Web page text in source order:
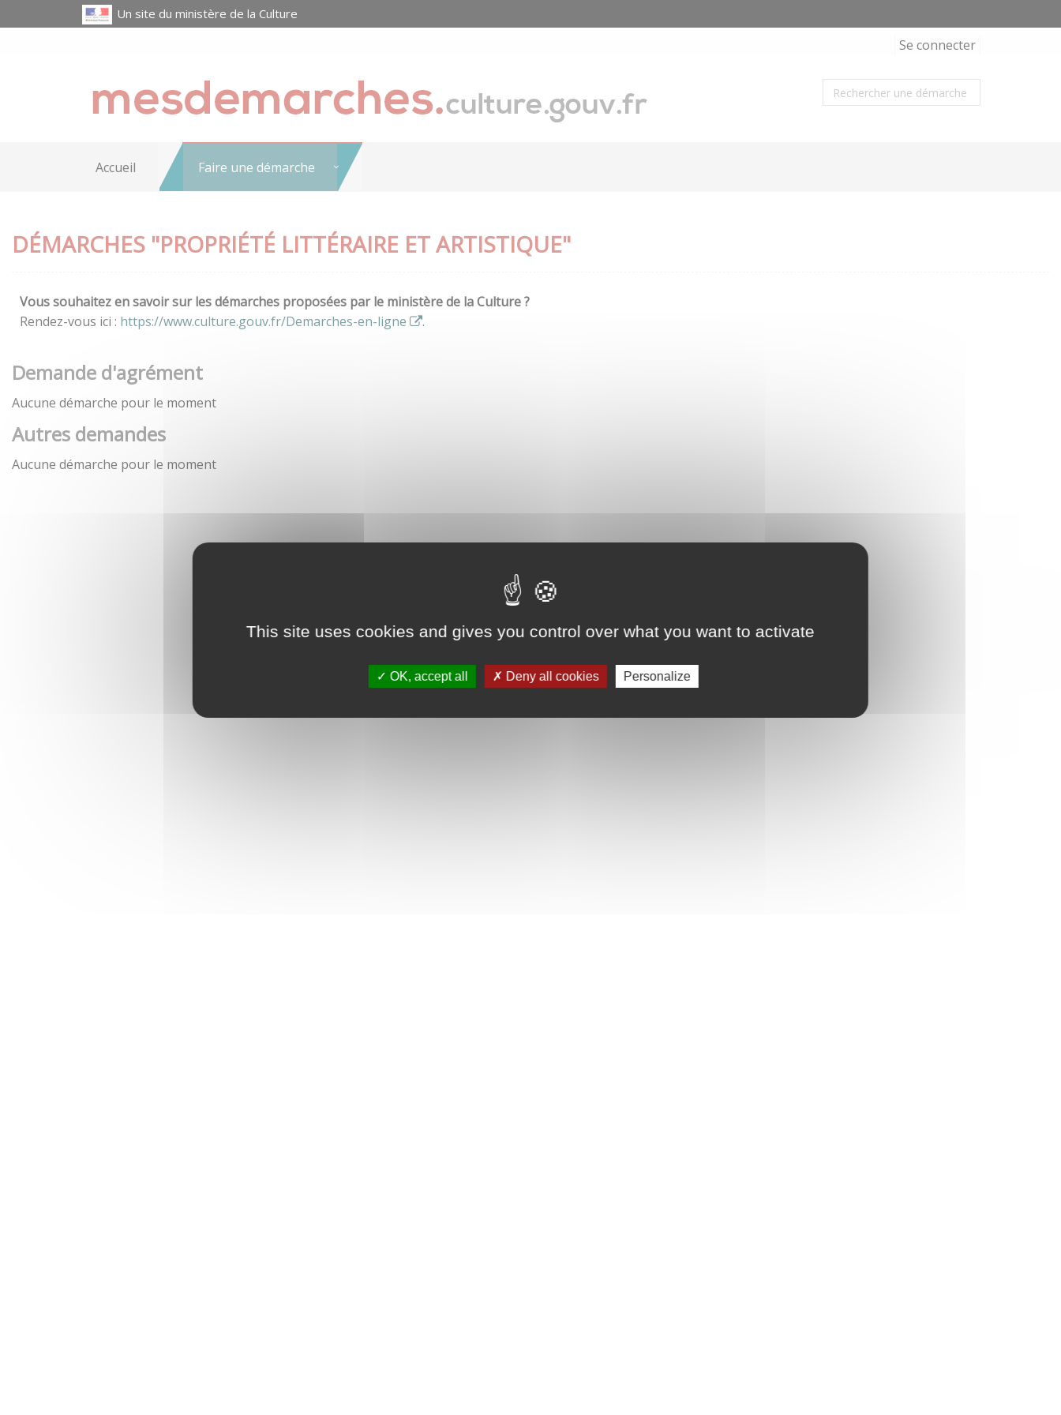
This site uses cookies and gives you control over what you want to activate
OK, accept all Deny all cookies Personalize
Un site du ministère de la Culture
Se connecter
Accueil Faire une démarche
DÉMARCHES "PROPRIÉTÉ LITTÉRAIRE ET ARTISTIQUE"
Vous souhaitez en savoir sur les démarches proposées par le ministère de la Culture ?
Rendez-vous ici : https://www.culture.gouv.fr/Demarches-en-ligne .
Demande d'agrément
Aucune démarche pour le moment
Autres demandes
Aucune démarche pour le moment